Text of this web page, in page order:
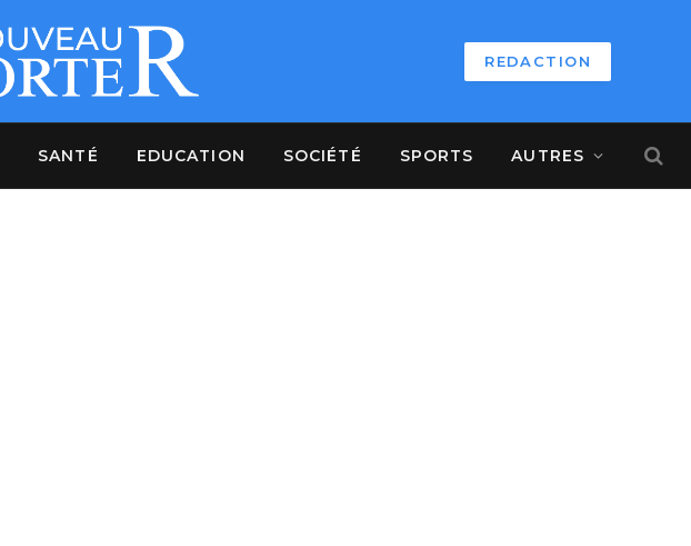
REDACTION
SANTÉ EDUCATION SOCIÉTÉ SPORTS AUTRES